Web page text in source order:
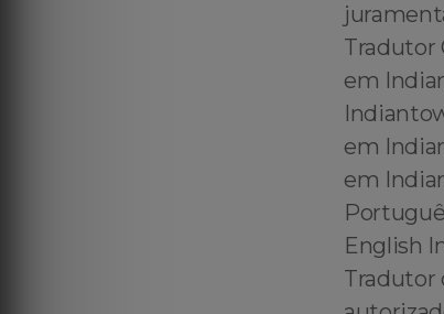
Tradutor
em
em
em
English
Tradutor